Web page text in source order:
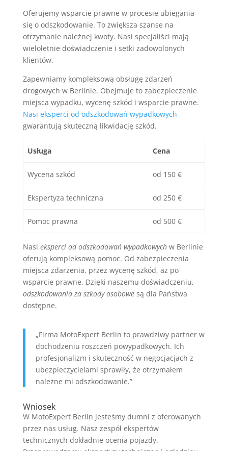
Oferujemy wsparcie prawne w procesie ubiegania
się o odszkodowanie. To zwiększa szanse na
otrzymanie należnej kwoty. Nasi specjaliści mają
wieloletnie doświadczenie i setki zadowolonych
klientów.
Zapewniamy kompleksową obsługę zdarzeń
drogowych w Berlinie. Obejmuje to zabezpieczenie
miejsca wypadku, wycenę szkód i wsparcie prawne.
Nasi eksperci od odszkodowań wypadkowych
gwarantują skuteczną likwidację szkód.
Usługa Cena
Wycena szkód od 150 €
Ekspertyza techniczna od 250 €
Pomoc prawna od 500 €
Nasi eksperci od odszkodowań wypadkowychw Berlinie
oferują kompleksową pomoc. Od zabezpieczenia
miejsca zdarzenia, przez wycenę szkód, aż po
wsparcie prawne. Dzięki naszemu doświadczeniu,
odszkodowania za szkody osobowesą dla Państwa
dostępne.
„Firma MotoExpert Berlin to prawdziwy partner w
dochodzeniu roszczeń powypadkowych. Ich
profesjonalizm i skuteczność w negocjacjach z
ubezpieczycielami sprawiły, że otrzymałem
należne mi odszkodowanie.”
Wniosek
W MotoExpert Berlin jesteśmy dumni z oferowanych
przez nas usług. Nasz zespół ekspertów
technicznych dokładnie ocenia pojazdy.